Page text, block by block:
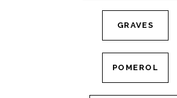
GRAVES
POMEROL